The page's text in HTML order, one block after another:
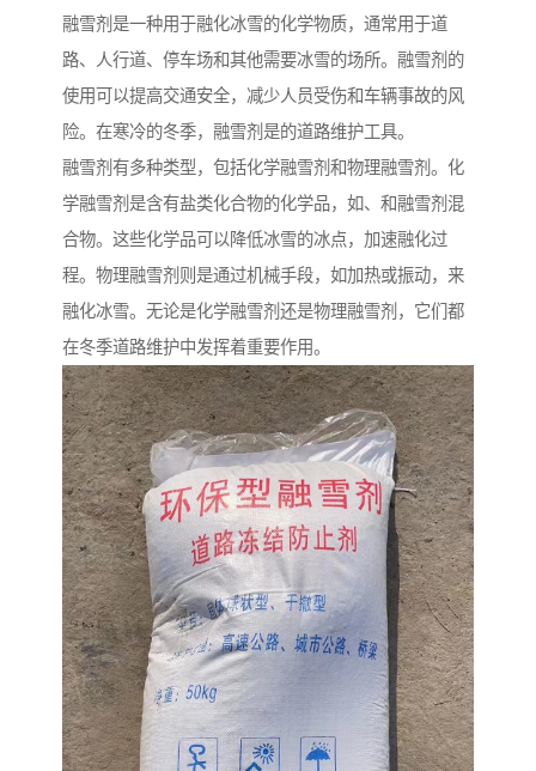
融雪剂是一种用于融化冰雪的化学物质，通常用于道
路、人行道、停车场和其他需要冰雪的场所。融雪剂的
使用可以提高交通安全，减少人员受伤和车辆事故的风
险。在寒冷的冬季，融雪剂是的道路维护工具。
融雪剂有多种类型，包括化学融雪剂和物理融雪剂。化
学融雪剂是含有盐类化合物的化学品，如、和融雪剂混
合物。这些化学品可以降低冰雪的冰点，加速融化过
程。物理融雪剂则是通过机械手段，如加热或振动，来
融化冰雪。无论是化学融雪剂还是物理融雪剂，它们都
在冬季道路维护中发挥着重要作用。